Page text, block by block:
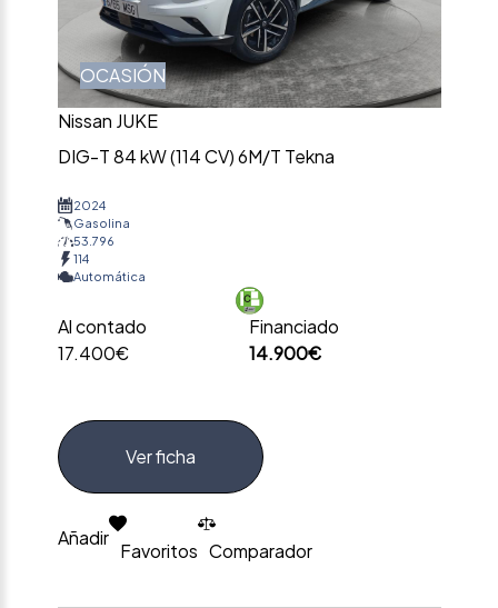
OCASIÓN
Nissan JUKE
DIG-T 84 kW (114 CV) 6M/T Tekna
2024
Gasolina
53.796
114
Automática
Al contado
17.400€
Financiado
14.900€
Ver ficha
Añadir
Favoritos Comparador